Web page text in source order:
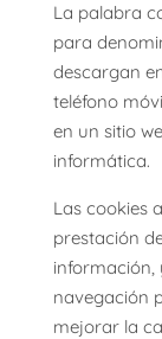
La palabra
para
descargan
teléfono
en un sitio
informática.
Las cookies
prestación
información,
navegación
mejorar la